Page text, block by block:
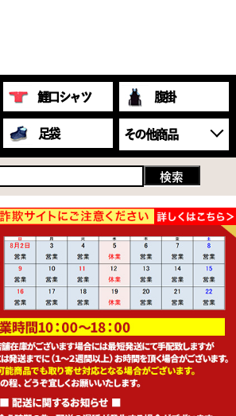
鯉口シャツ 腹掛
足袋 その他商品